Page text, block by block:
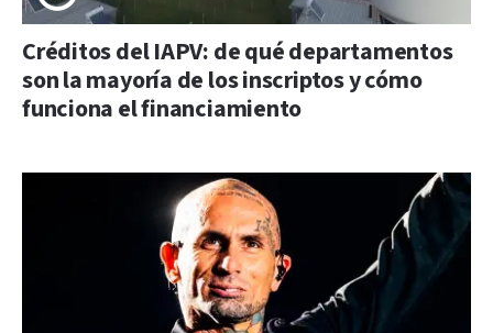
Créditos del IAPV: de qué departamentos
son la mayoría de los inscriptos y cómo
funciona el financiamiento